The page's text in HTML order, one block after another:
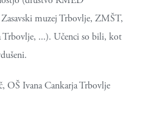
muzej Trbovlje, ZMŠT,
...). Učenci so bili, kot
OŠ Ivana Cankarja Trbovlje